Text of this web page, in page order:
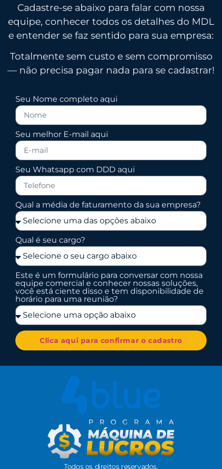
Cadastre-se abaixo para falar com nossa
equipe, conhecer todos os detalhes do MDL
e entender se faz sentido para sua empresa:
Totalmente sem custo e sem compromisso
— não precisa pagar nada para se cadastrar!
Seu Nome completo aqui
Seu melhor E-mail aqui
Seu Whatsapp com DDD aqui
Qual a média de faturamento da sua empresa?
Qual é seu cargo?
Este é um formulário para conversar com nossa
equipe comercial e conhecer nossas soluções,
você está ciente disso e tem disponibilidade de
horário para uma reunião?
Clica aqui para confirmar o cadastro
Todos os direitos reservados.